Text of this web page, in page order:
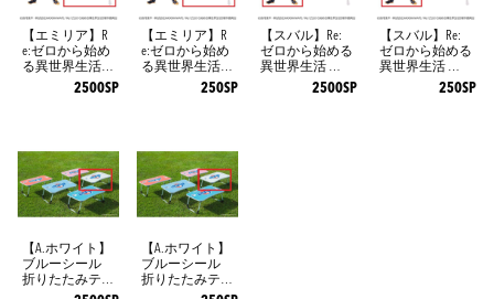
【エミリア】R
e:ゼロから始め
る異世界生活
王選候補者と騎
2500SP
【エミリア】R
e:ゼロから始め
る異世界生活
王選候補者と騎
250SP
【スバル】Re:
ゼロから始める
異世界生活 王
選候補者と騎士
2500SP
【スバル】Re:
ゼロから始める
異世界生活 王
選候補者と騎士
250SP
【A.ホワイト】
ブルーシール
折りたたみテー
【A.ホワイト】
ブルーシール
折りたたみテー